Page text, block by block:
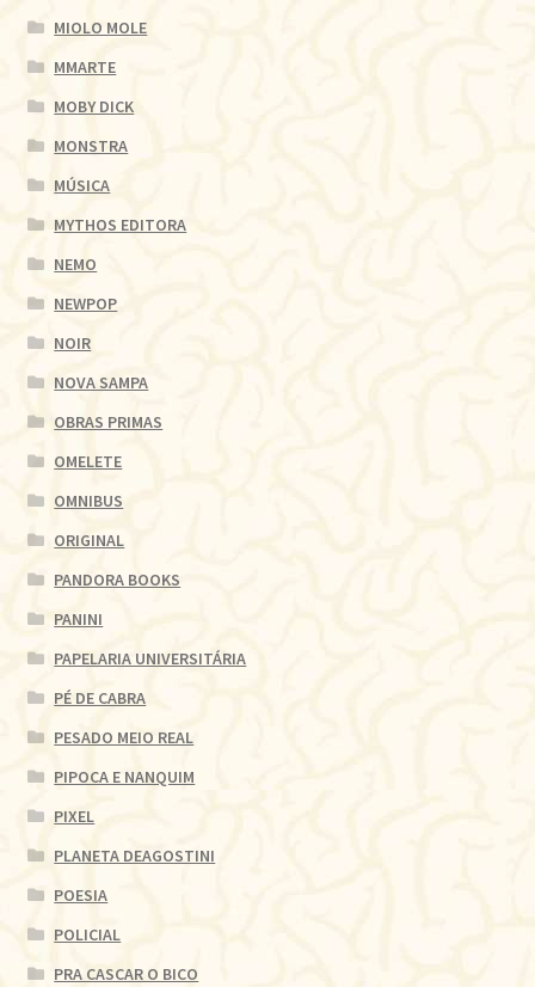
MIOLO MOLE
MMARTE
MOBY DICK
MONSTRA
MÚSICA
MYTHOS EDITORA
NEMO
NEWPOP
NOIR
NOVA SAMPA
OBRAS PRIMAS
OMELETE
OMNIBUS
ORIGINAL
PANDORA BOOKS
PANINI
PAPELARIA UNIVERSITÁRIA
PÉ DE CABRA
PESADO MEIO REAL
PIPOCA E NANQUIM
PIXEL
PLANETA DEAGOSTINI
POESIA
POLICIAL
PRA CASCAR O BICO